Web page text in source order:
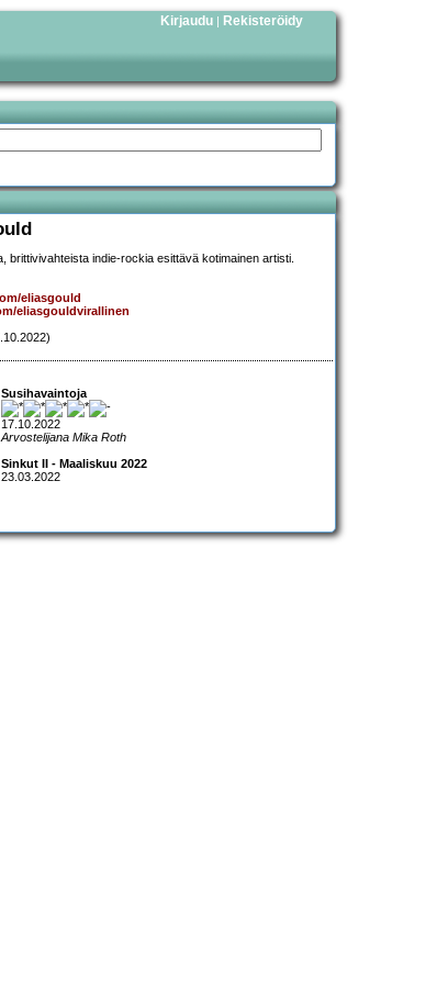
Kirjaudu | Rekisteröidy
brittivivahteista indie-rockia esittävä kotimainen artisti.
eliasgould
eliasgouldvirallinen
Susihavaintoja
17.10.2022
Arvostelijana Mika Roth
Sinkut II - Maaliskuu 2022
23.03.2022